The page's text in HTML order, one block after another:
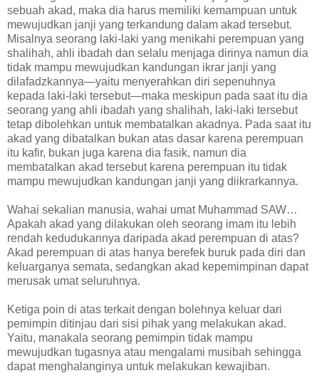
sebuah akad, maka dia harus memiliki kemampuan untuk
mewujudkan janji yang terkandung dalam akad tersebut.
Misalnya seorang laki-laki yang menikahi perempuan yang
shalihah, ahli ibadah dan selalu menjaga dirinya namun dia
tidak mampu mewujudkan kandungan ikrar janji yang
dilafadzkannya—yaitu menyerahkan diri sepenuhnya
kepada laki-laki tersebut—maka meskipun pada saat itu dia
seorang yang ahli ibadah yang shalihah, laki-laki tersebut
tetap dibolehkan untuk membatalkan akadnya. Pada saat itu
akad yang dibatalkan bukan atas dasar karena perempuan
itu kafir, bukan juga karena dia fasik, namun dia
membatalkan akad tersebut karena perempuan itu tidak
mampu mewujudkan kandungan janji yang diikrarkannya.
Wahai sekalian manusia, wahai umat Muhammad SAW…
Apakah akad yang dilakukan oleh seorang imam itu lebih
rendah kedudukannya daripada akad perempuan di atas?
Akad perempuan di atas hanya berefek buruk pada diri dan
keluarganya semata, sedangkan akad kepemimpinan dapat
merusak umat seluruhnya.
Ketiga poin di atas terkait dengan bolehnya keluar dari
pemimpin ditinjau dari sisi pihak yang melakukan akad.
Yaitu, manakala seorang pemimpin tidak mampu
mewujudkan tugasnya atau mengalami musibah sehingga
dapat menghalanginya untuk melakukan kewajiban.